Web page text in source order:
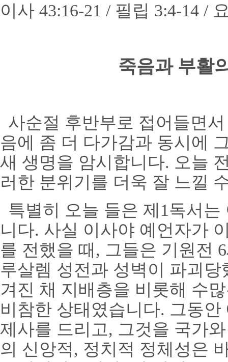
이사 43:16-21 / 필립 3:4-14 /
죽음과 부활
사순절 후반부로 접어들면
음에 좀 더 다가감과 동시에
새 생명을 암시합니다. 오늘
러한 분위기를 더욱 잘 느낄
특별히 오늘 들은 제 1독서는
니다. 사실 이사야 예언자가
를 전했을 때, 그들은 기원전 6
루살렘 성전과 성벽이 파괴당
겨진 채 지배층을 비롯해 수
비참한 상태였습니다. 그동안
제사를 드리고, 그것을 국가
의 신앙적, 정치적 정체성은